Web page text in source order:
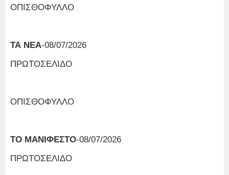
ΟΠΙΣΘΟΦΥΛΛΟ
ΤΑ ΝΕΑ-08/07/2026
ΠΡΩΤΟΣΕΛΙΔΟ
ΟΠΙΣΘΟΦΥΛΛΟ
ΤΟ ΜΑΝΙΦΕΣΤΟ-08/07/2026
ΠΡΩΤΟΣΕΛΙΔΟ